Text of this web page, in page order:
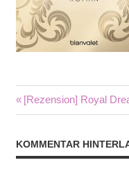
Vorheriger
Beitrag:
[Rezension] Royal
KOMMENTAR